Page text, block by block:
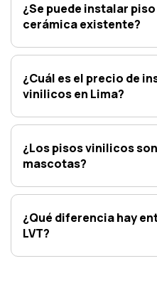
¿Se puede instalar
cerámica existente?
¿Cuál es el precio de
vinilicos en Lima?
¿Los pisos vinilicos
mascotas?
¿Qué diferencia hay
LVT?